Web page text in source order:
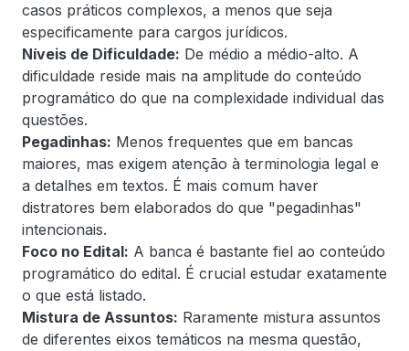
casos práticos complexos, a menos que seja
especificamente para cargos jurídicos.
Níveis de Dificuldade: De médio a médio-alto. A
dificuldade reside mais na amplitude do conteúdo
programático do que na complexidade individual das
questões.
Pegadinhas: Menos frequentes que em bancas
maiores, mas exigem atenção à terminologia legal e
a detalhes em textos. É mais comum haver
distratores bem elaborados do que "pegadinhas"
intencionais.
Foco no Edital: A banca é bastante fiel ao conteúdo
programático do edital. É crucial estudar exatamente
o que está listado.
Mistura de Assuntos: Raramente mistura assuntos
de diferentes eixos temáticos na mesma questão,